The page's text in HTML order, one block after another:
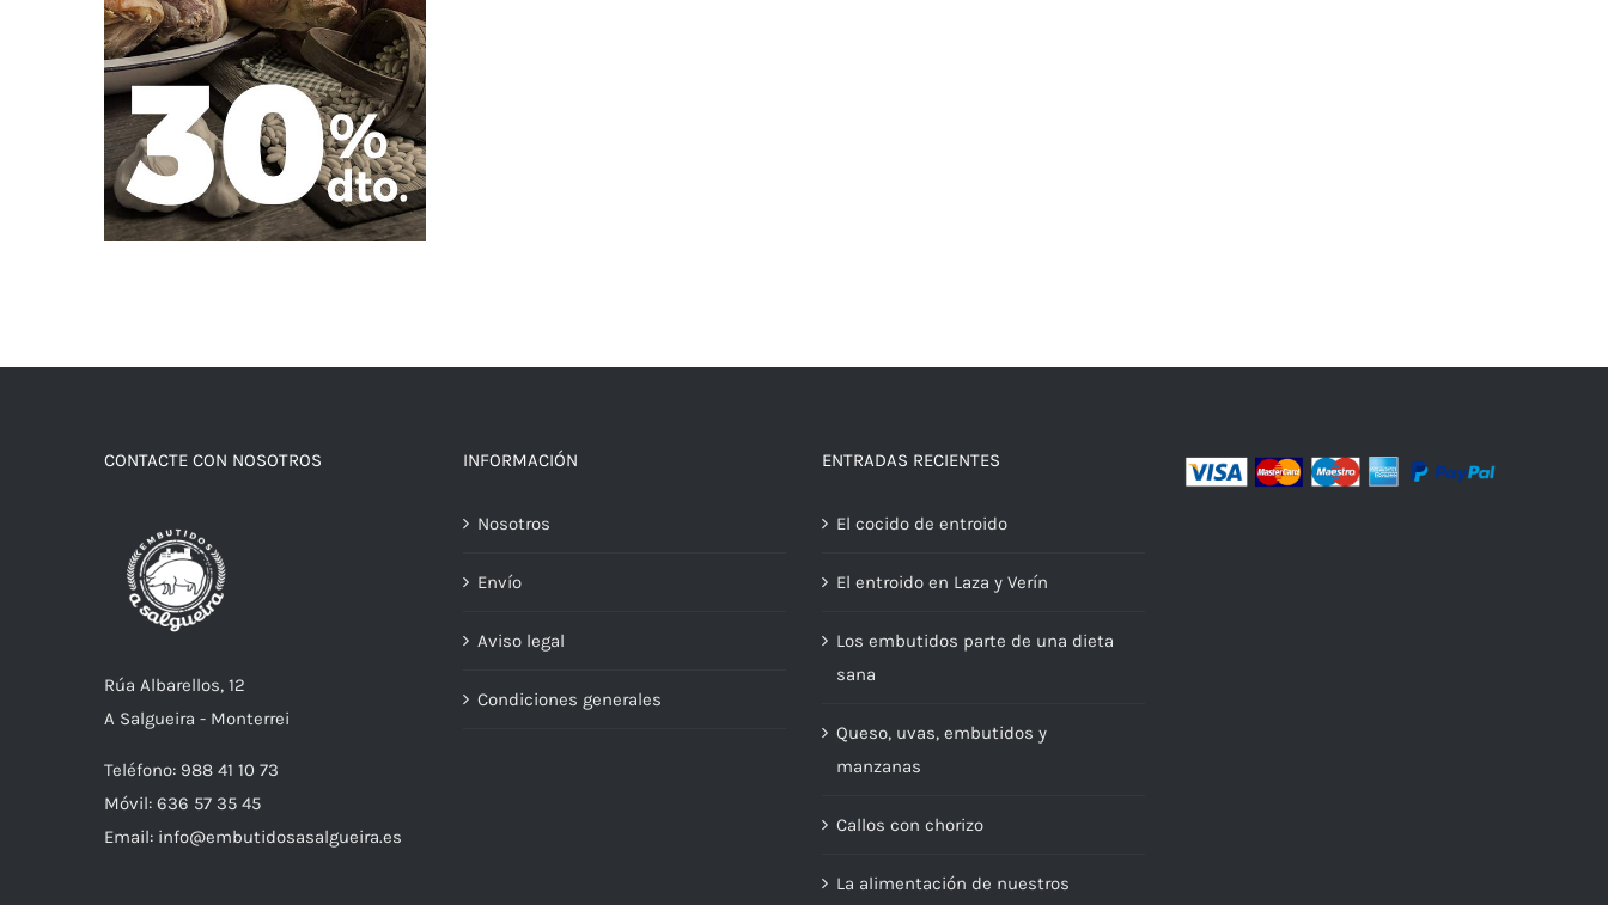
CONTACTE CON NOSOTROS
Rúa Albarellos, 12
A Salgueira - Monterrei
Teléfono: 988 41 10 73
Móvil: 636 57 35 45
Email: info@embutidosasalgueira.es
INFORMACIÓN
Nosotros
Envío
Aviso legal
Condiciones generales
ENTRADAS RECIENTES
El cocido de entroido
El entroido en Laza y Verín
Los embutidos parte de una dieta
sana
Queso, uvas, embutidos y
manzanas
Callos con chorizo
La alimentación de nuestros